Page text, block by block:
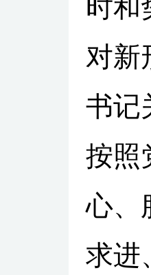
时和
对新
书记
按照
心、
求进